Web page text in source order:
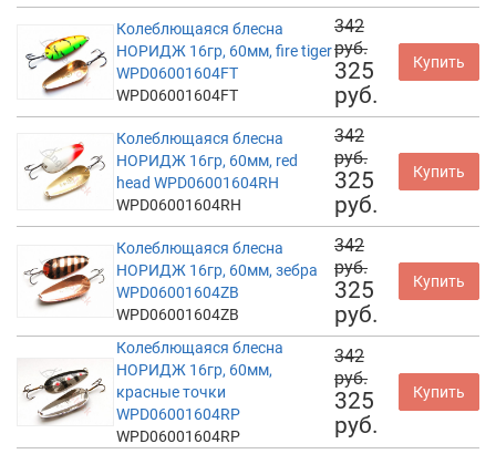
Колеблющаяся блесна
НОРИДЖ 16гр, 60мм, fire tiger
WPD06001604FT
WPD06001604FT
342
руб.
325
руб.
Купить
Колеблющаяся блесна
НОРИДЖ 16гр, 60мм, red
head WPD06001604RH
WPD06001604RH
342
руб.
325
руб.
Купить
Колеблющаяся блесна
НОРИДЖ 16гр, 60мм, зебра
WPD06001604ZB
WPD06001604ZB
342
руб.
325
руб.
Купить
Колеблющаяся блесна
НОРИДЖ 16гр, 60мм,
красные точки
WPD06001604RP
WPD06001604RP
342
руб.
325
руб.
Купить